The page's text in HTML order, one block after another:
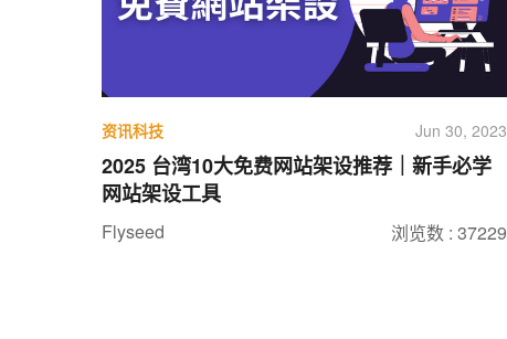
资讯科技 Jun 30, 2023
2025 台湾10大免费网站架设推荐｜新手必学
网站架设工具
Flyseed 浏览数 : 37229